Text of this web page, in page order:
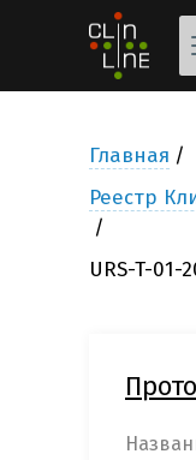
Главная
Реестр
URS-T-01-